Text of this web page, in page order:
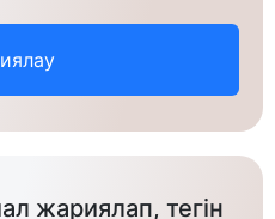
жариялап, тегін